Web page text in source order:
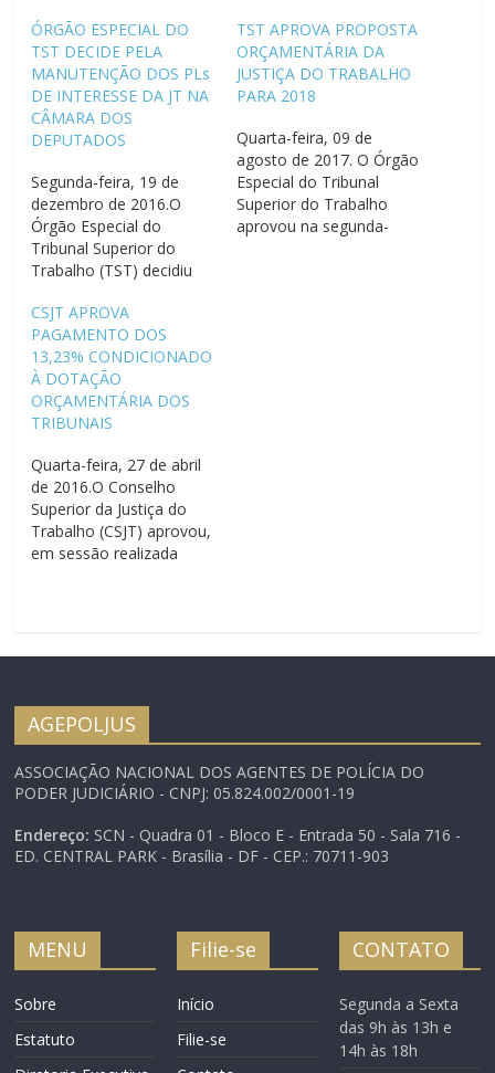
ÓRGÃO ESPECIAL DO
TST DECIDE PELA
MANUTENÇÃO DOS PLs
DE INTERESSE DA JT NA
CÂMARA DOS
DEPUTADOS
Segunda-feira, 19 de
dezembro de 2016.O
Órgão Especial do
Tribunal Superior do
Trabalho (TST) decidiu
segurança para cassar o
ato administrativo do
presidente do Tribunal
Superior e do Conselho
Superior da Justiça do
Trabalho, ministro Ives
que solicitou ao
presidente da Câmara
dos…
TST APROVA PROPOSTA
ORÇAMENTÁRIA DA
JUSTIÇA DO TRABALHO
PARA 2018
Quarta-feira, 09 de
agosto de 2017. O Órgão
Especial do Tribunal
Superior do Trabalho
aprovou na segunda-
CSJT APROVA
PAGAMENTO DOS
13,23% CONDICIONADO
À DOTAÇÃO
ORÇAMENTÁRIA DOS
TRIBUNAIS
Quarta-feira, 27 de abril
de 2016.O Conselho
Superior da Justiça do
Trabalho (CSJT) aprovou,
em sessão realizada
disponibilidade
financeira de cada TRT.
Durante a apresentação
da proposta de
Resolução para a…
AGEPOLJUS
ASSOCIAÇÃO NACIONAL DOS AGENTES DE POLÍCIA DO
PODER JUDICIÁRIO - CNPJ: 05.824.002/0001-19
Endereço: SCN - Quadra 01 - Bloco E - Entrada 50 - Sala 716 -
ED. CENTRAL PARK - Brasília - DF - CEP.: 70711-903
MENU
Sobre
Estatuto
Filie-se
Início
Filie-se
CONTATO
Segunda a Sexta
das 9h às 13h e
14h às 18h